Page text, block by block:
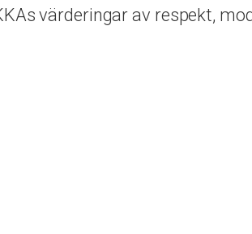
värderingar av respekt,